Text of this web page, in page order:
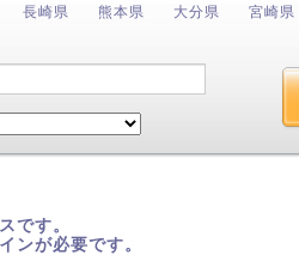
長崎県 熊本県 大分県 宮崎県
です。
ンが必要です。